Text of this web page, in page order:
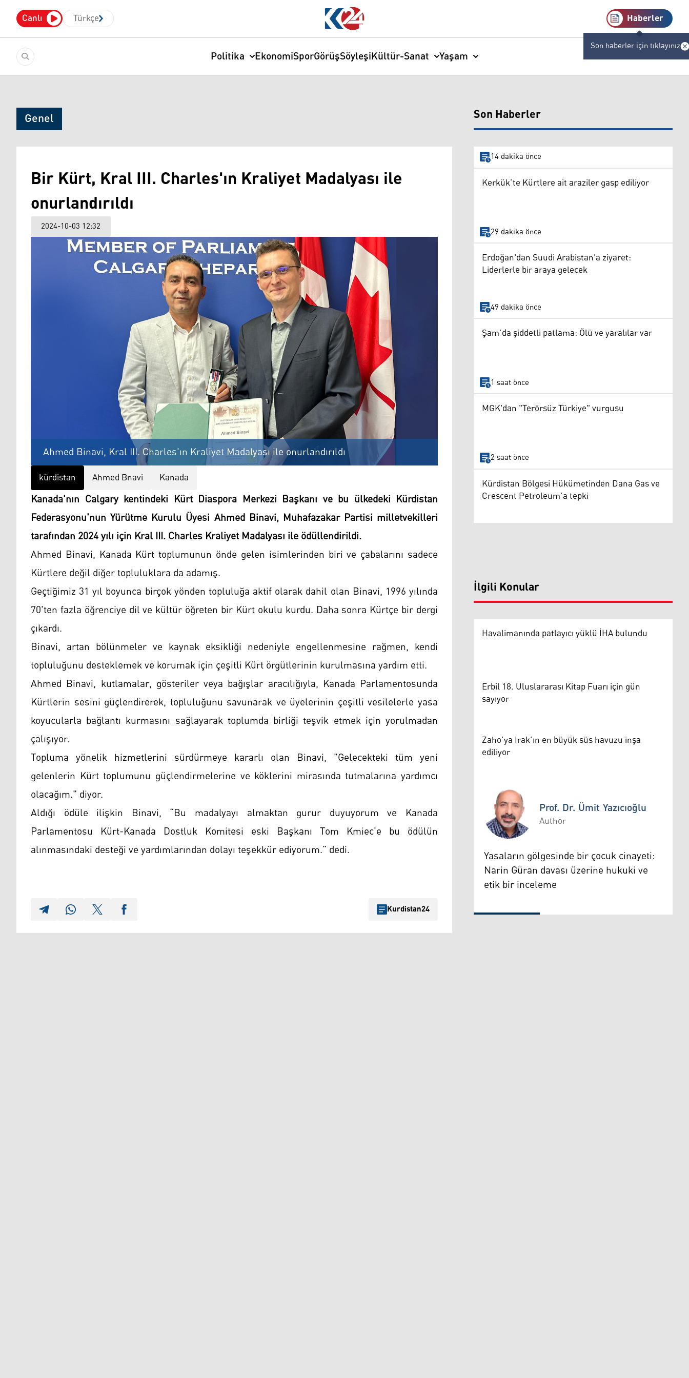
Canlı Türkçe Haberler
Son haberler için tıklayınız
Politika EkonomiSporGörüşSöyleşiKültür-Sanat Yaşam
Genel
Bir Kürt, Kral III. Charles'ın Kraliyet Madalyası ile
onurlandırıldı
2024-10-03 12:32
Ahmed Binavi, Kral III. Charles'ın Kraliyet Madalyası ile onurlandırıldı
kürdistan Ahmed Bnavi Kanada
Kanada'nın Calgary kentindeki Kürt Diaspora Merkezi Başkanı ve bu ülkedeki Kürdistan
Federasyonu'nun Yürütme Kurulu Üyesi Ahmed Binavi, Muhafazakar Partisi milletvekilleri
tarafından 2024 yılı için Kral III. Charles Kraliyet Madalyası ile ödüllendirildi.
Ahmed Binavi, Kanada Kürt toplumunun önde gelen isimlerinden biri ve çabalarını sadece
Kürtlere değil diğer topluluklara da adamış.
Geçtiğimiz 31 yıl boyunca birçok yönden topluluğa aktif olarak dahil olan Binavi, 1996 yılında
70'ten fazla öğrenciye dil ve kültür öğreten bir Kürt okulu kurdu. Daha sonra Kürtçe bir dergi
çıkardı.
Binavi, artan bölünmeler ve kaynak eksikliği nedeniyle engellenmesine rağmen, kendi
topluluğunu desteklemek ve korumak için çeşitli Kürt örgütlerinin kurulmasına yardım etti.
Ahmed Binavi, kutlamalar, gösteriler veya bağışlar aracılığıyla, Kanada Parlamentosunda
Kürtlerin sesini güçlendirerek, topluluğunu savunarak ve üyelerinin çeşitli vesilelerle yasa
koyucularla bağlantı kurmasını sağlayarak toplumda birliği teşvik etmek için yorulmadan
çalışıyor.
Topluma yönelik hizmetlerini sürdürmeye kararlı olan Binavi, "Gelecekteki tüm yeni
gelenlerin Kürt toplumunu güçlendirmelerine ve köklerini mirasında tutmalarına yardımcı
olacağım." diyor.
Aldığı ödüle ilişkin Binavi, “Bu madalyayı almaktan gurur duyuyorum ve Kanada
Parlamentosu Kürt-Kanada Dostluk Komitesi eski Başkanı Tom Kmiec'e bu ödülün
alınmasındaki desteği ve yardımlarından dolayı teşekkür ediyorum.” dedi.
Kurdistan24
Son Haberler
14 dakika önce
Kerkük’te Kürtlere ait araziler gasp ediliyor
29 dakika önce
Erdoğan'dan Suudi Arabistan'a ziyaret:
Liderlerle bir araya gelecek
49 dakika önce
Şam’da şiddetli patlama: Ölü ve yaralılar var
1 saat önce
MGK'dan "Terörsüz Türkiye" vurgusu
2 saat önce
Kürdistan Bölgesi Hükümetinden Dana Gas ve
Crescent Petroleum’a tepki
İlgili Konular
Havalimanında patlayıcı yüklü İHA bulundu
Erbil 18. Uluslararası Kitap Fuarı için gün
sayıyor
Zaho’ya Irak’ın en büyük süs havuzu inşa
ediliyor
Prof. Dr. Ümit Yazıcıoğlu
Prof. Dr. Ümit Yazıcıoğlu
Author
Yasaların gölgesinde bir çocuk cinayeti:
Narin Güran davası üzerine hukuki ve
etik bir inceleme